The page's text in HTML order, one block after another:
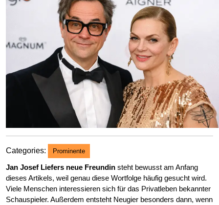
Categories: Prominente
Jan Josef Liefers neue Freundin steht bewusst am Anfang
dieses Artikels, weil genau diese Wortfolge häufig gesucht wird.
Viele Menschen interessieren sich für das Privatleben bekannter
Schauspieler. Außerdem entsteht Neugier besonders dann, wenn